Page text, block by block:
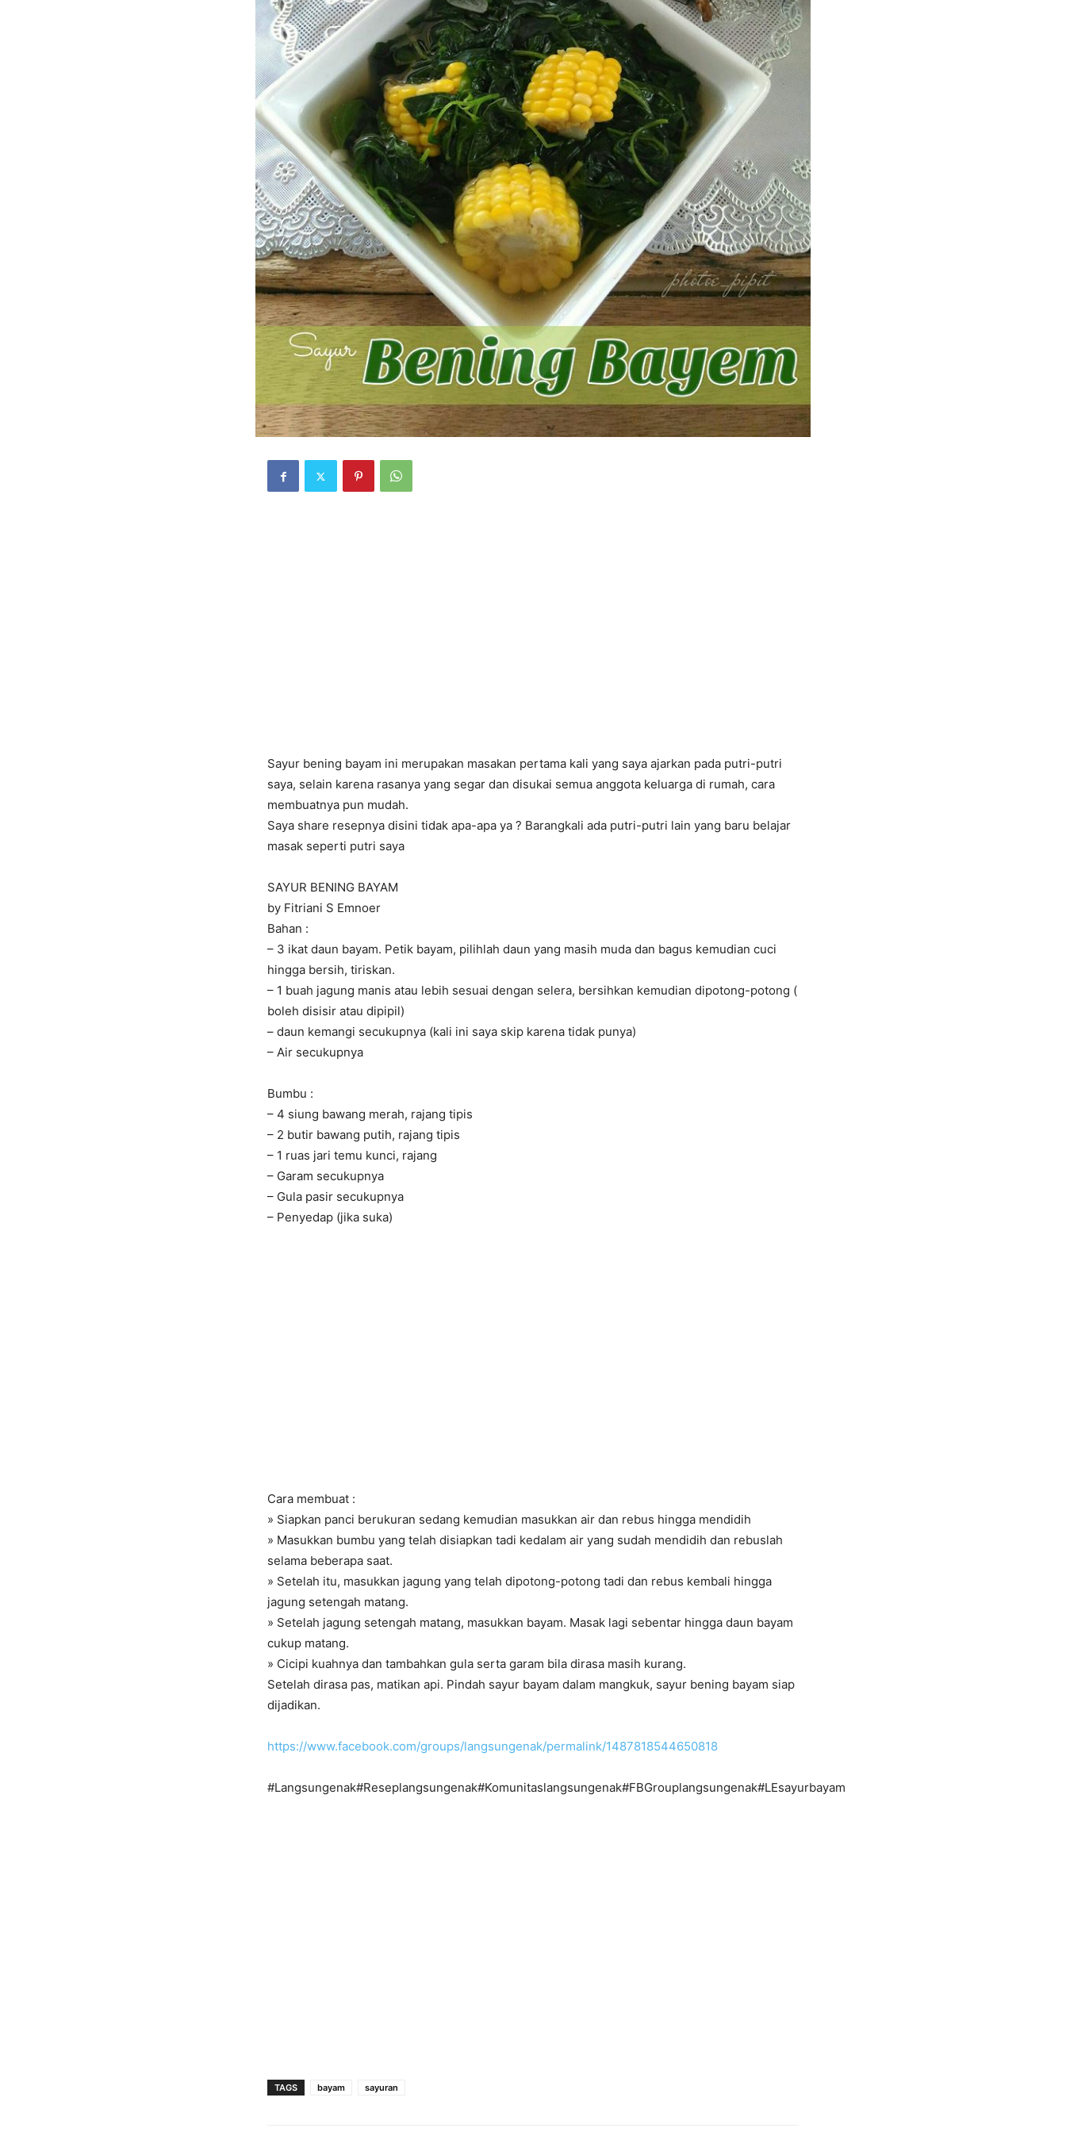
Sayur bening bayam ini merupakan masakan pertama kali yang saya ajarkan pada putri-putri
saya, selain karena rasanya yang segar dan disukai semua anggota keluarga di rumah, cara
membuatnya pun mudah.
Saya share resepnya disini tidak apa-apa ya ? Barangkali ada putri-putri lain yang baru belajar
masak seperti putri saya
SAYUR BENING BAYAM
by Fitriani S Emnoer
Bahan :
– 3 ikat daun bayam. Petik bayam, pilihlah daun yang masih muda dan bagus kemudian cuci
hingga bersih, tiriskan.
– 1 buah jagung manis atau lebih sesuai dengan selera, bersihkan kemudian dipotong-potong (
boleh disisir atau dipipil)
– daun kemangi secukupnya (kali ini saya skip karena tidak punya)
– Air secukupnya
Bumbu :
– 4 siung bawang merah, rajang tipis
– 2 butir bawang putih, rajang tipis
– 1 ruas jari temu kunci, rajang
– Garam secukupnya
– Gula pasir secukupnya
– Penyedap (jika suka)
Cara membuat :
» Siapkan panci berukuran sedang kemudian masukkan air dan rebus hingga mendidih
» Masukkan bumbu yang telah disiapkan tadi kedalam air yang sudah mendidih dan rebuslah
selama beberapa saat.
» Setelah itu, masukkan jagung yang telah dipotong-potong tadi dan rebus kembali hingga
jagung setengah matang.
» Setelah jagung setengah matang, masukkan bayam. Masak lagi sebentar hingga daun bayam
cukup matang.
» Cicipi kuahnya dan tambahkan gula serta garam bila dirasa masih kurang.
Setelah dirasa pas, matikan api. Pindah sayur bayam dalam mangkuk, sayur bening bayam siap
dijadikan.
https://www.facebook.com/groups/langsungenak/permalink/1487818544650818
#Langsungenak#Reseplangsungenak#Komunitaslangsungenak#FBGrouplangsungenak#LEsayurbayam
TAGS bayam sayuran